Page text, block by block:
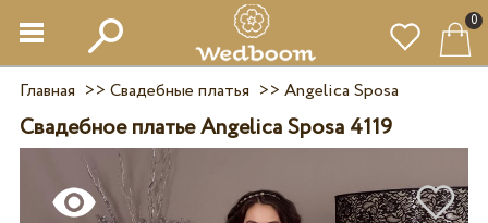
0
Главная >> Свадебные платья >> Angelica Sposa
Свадебное платье Angelica Sposa 4119